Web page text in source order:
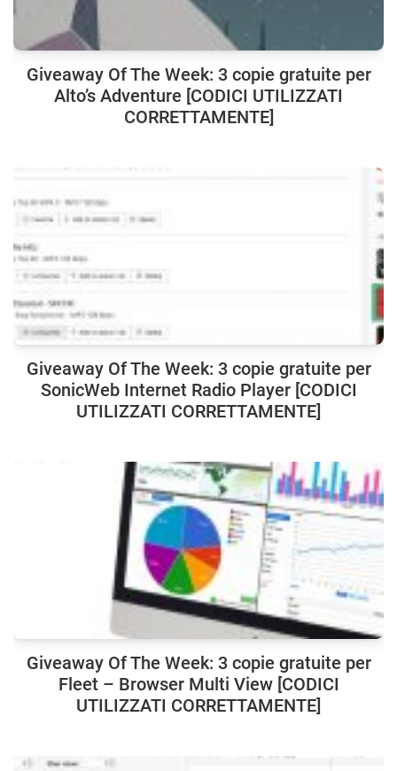
Giveaway Of The Week: 3 copie gratuite per
Alto’s Adventure [CODICI UTILIZZATI
CORRETTAMENTE]
Giveaway Of The Week: 3 copie gratuite per
SonicWeb Internet Radio Player [CODICI
UTILIZZATI CORRETTAMENTE]
Giveaway Of The Week: 3 copie gratuite per
Fleet – Browser Multi View [CODICI
UTILIZZATI CORRETTAMENTE]